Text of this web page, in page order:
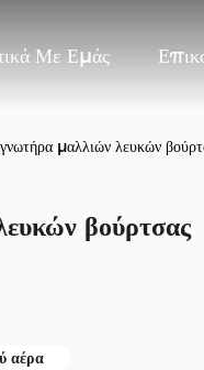
Με Εμάς
μαλλιών λευκών
βούρτσας
αέρα